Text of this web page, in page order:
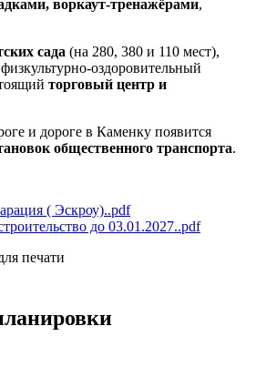
воркаут-тренажёрами,
сада (на 280, 380 и 110 мест),
оздоровительный
торговый центр и
и дороге в Каменку появится
общественного транспорта.
( Эскроу)..pdf
до 03.01.2027..pdf
печати